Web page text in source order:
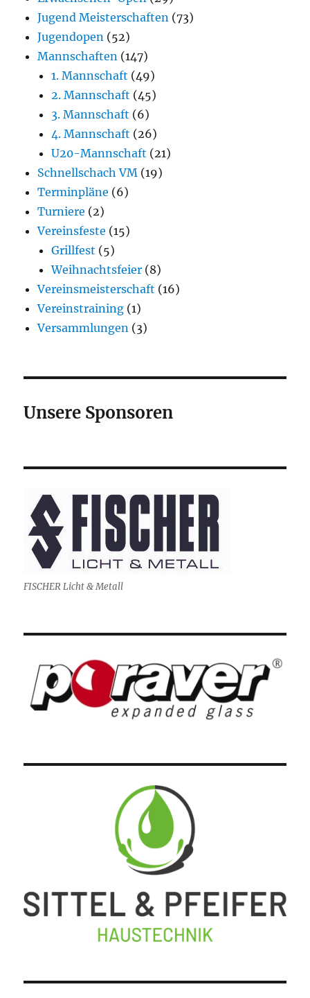
Jugend Meisterschaften (73)
Jugendopen (52)
Mannschaften (147)
1. Mannschaft (49)
2. Mannschaft (45)
3. Mannschaft (6)
4. Mannschaft (26)
U20-Mannschaft (21)
Schnellschach VM (19)
Terminpläne (6)
Turniere (2)
Vereinsfeste (15)
Grillfest (5)
Weihnachtsfeier (8)
Vereinsmeisterschaft (16)
Vereinstraining (1)
Versammlungen (3)
Unsere Sponsoren
FISCHER Licht & Metall